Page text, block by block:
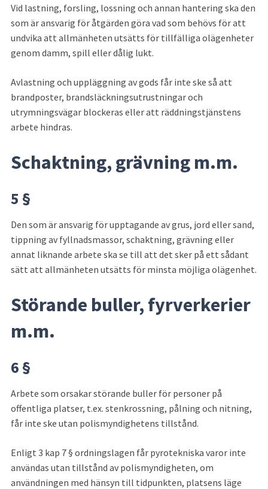
Vid lastning, forsling, lossning och annan hantering ska den
som är ansvarig för åtgärden göra vad som behövs för att
undvika att allmän­heten utsätts för tillfälliga olägenheter
genom damm, spill eller dålig lukt.
Avlastning och uppläggning av gods får inte ske så att
brandposter, brand­släck­ningsutrustningar och
utrymningsvägar blockeras eller att räddnings­tjänstens
arbete hindras.
Schaktning, grävning m.m.
5 §
Den som är ansvarig för upptagande av grus, jord eller sand,
tippning av fyllnadsmassor, schaktning, grävning eller
annat liknande arbete ska se till att det sker på ett sådant
sätt att allmänheten utsätts för minsta möjliga olägenhet.
Störande buller, fyrverkerier
m.m.
6 §
Arbete som orsakar störande buller för personer på
offentliga platser, t.ex. stenkrossning, pålning och nitning,
får inte ske utan polismyn­dighetens tillstånd.
Enligt 3 kap 7 § ordningslagen får pyrotekniska varor inte
användas utan tillstånd av polismyndigheten, om
användningen med hänsyn till tidpunkten, platsens läge